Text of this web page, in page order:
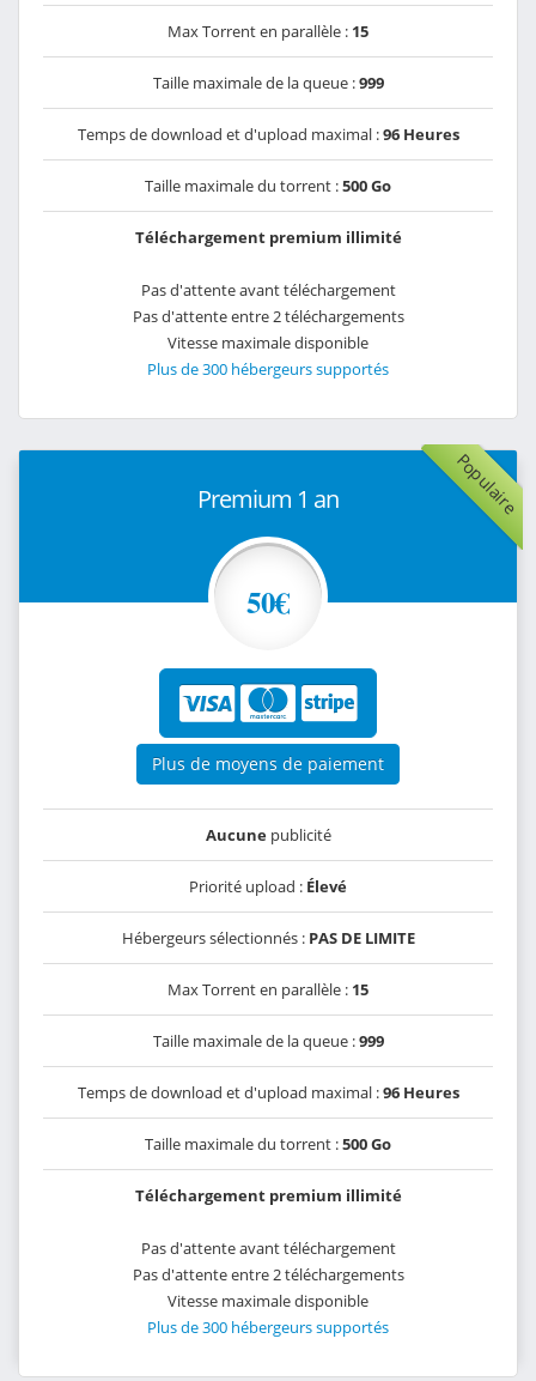
Max Torrent en parallèle : 15
Taille maximale de la queue :999
Temps de download et d'upload maximal :96 Heures
Taille maximale du torrent :500 Go
Téléchargement premium illimité
Pas d'attente avant téléchargement
Pas d'attente entre 2 téléchargements
Vitesse maximale disponible
Plus de 300 hébergeurs supportés
Populaire
Premium 1 an
50€
Plus de moyens de paiement
Aucunepublicité
Priorité upload : Élevé
Hébergeurs sélectionnés : PAS DE LIMITE
Max Torrent en parallèle : 15
Taille maximale de la queue :999
Temps de download et d'upload maximal :96 Heures
Taille maximale du torrent :500 Go
Téléchargement premium illimité
Pas d'attente avant téléchargement
Pas d'attente entre 2 téléchargements
Vitesse maximale disponible
Plus de 300 hébergeurs supportés